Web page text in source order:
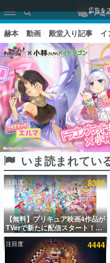
広告を
ピックアップ
電ファミのいま読まれている記
アプリセール情報
インタビュー
連載・特集一覧
赫本 動画 殿堂入り記事 イ
いま読まれてい
注目度 8305
【無料】プリキュア映画4作品が
TVerで新たに配信スタート！な
んと2018年～2024年の映画ほぼ
すべてが見放題に、ぶっちゃけ
ありえないラインナップ
注目度 4444